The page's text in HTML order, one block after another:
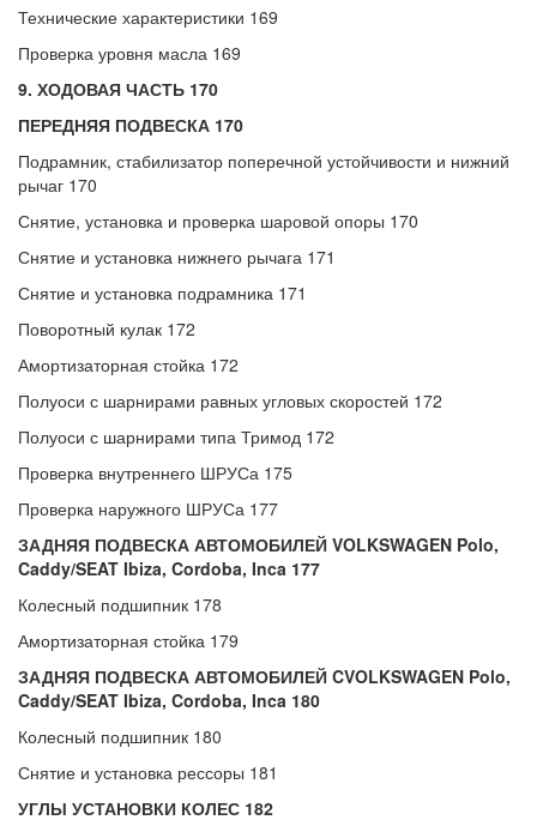
Технические характеристики 169
Проверка уровня масла 169
9. ХОДОВАЯ ЧАСТЬ 170
ПЕРЕДНЯЯ ПОДВЕСКА 170
Подрамник, стабилизатор поперечной устойчивости и нижний
рычаг 170
Снятие, установка и проверка шаровой опоры 170
Снятие и установка нижнего рычага 171
Снятие и установка подрамника 171
Поворотный кулак 172
Амортизаторная стойка 172
Полуоси с шарнирами равных угловых скоростей 172
Полуоси с шарнирами типа Тримод 172
Проверка внутреннего ШРУСа 175
Проверка наружного ШРУСа 177
ЗАДНЯЯ ПОДВЕСКА АВТОМОБИЛЕЙ VOLKSWAGEN Polo,
Caddy/SEAT Ibiza, Cordoba, Inca 177
Колесный подшипник 178
Амортизаторная стойка 179
ЗАДНЯЯ ПОДВЕСКА АВТОМОБИЛЕЙ CVOLKSWAGEN Polo,
Caddy/SEAT Ibiza, Cordoba, Inca 180
Колесный подшипник 180
Снятие и установка рессоры 181
УГЛЫ УСТАНОВКИ КОЛЕС 182